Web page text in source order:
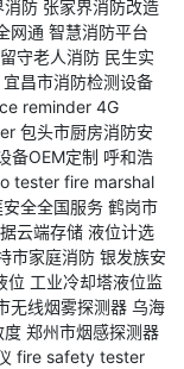
消防 张家界消防改造
网通 智慧消防平台
留守老人消防 民生实
宜昌市消防检测设备
reminder 4G
包头市厨房消防安
备OEM定制 呼和浩
tester fire marshal
全全国服务 鹤岗市
云端存储 液位计选
市家庭消防 银发族安
位 工业冷却塔液位监
无线烟雾探测器 乌海
度 郑州市烟感探测器
fire safety tester